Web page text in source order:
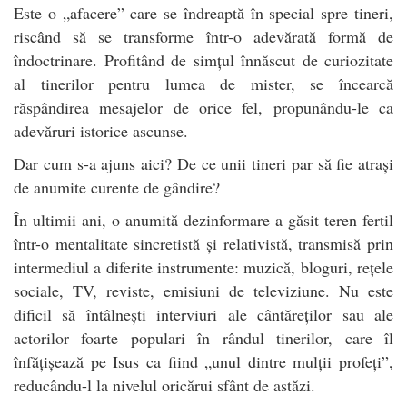
Este o „afacere” care se îndreaptă în special spre tineri,
riscând să se transforme într-o adevărată formă de
îndoctrinare. Profitând de simțul înnăscut de curiozitate
al tinerilor pentru lumea de mister, se încearcă
răspândirea mesajelor de orice fel, propunându-le ca
adevăruri istorice ascunse.
Dar cum s-a ajuns aici? De ce unii tineri par să fie atrași
de anumite curente de gândire?
În ultimii ani, o anumită dezinformare a găsit teren fertil
într-o mentalitate sincretistă și relativistă, transmisă prin
intermediul a diferite instrumente: muzică, bloguri, rețele
sociale, TV, reviste, emisiuni de televiziune. Nu este
dificil să întâlnești interviuri ale cântăreților sau ale
actorilor foarte populari în rândul tinerilor, care îl
înfățișează pe Isus ca fiind „unul dintre mulții profeți”,
reducându-l la nivelul oricărui sfânt de astăzi.